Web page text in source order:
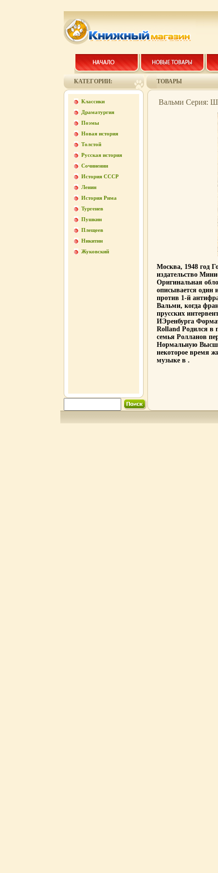
КАТЕГОРИИ:
Классики
Драматургия
Поэмы
Новая история
Толстой
Русская история
Сочинении
История СССР
Ленин
История Рима
Тургенев
Пушкин
Плещеев
Никитин
Жуковский
ТОВАРЫ
Вальми Серия:
Москва, 1948 год
издательство
Оригинальная
описывается один
против 1-й
Вальми, когда
прусских
ИЭренбурга
Rolland Родился в
семья Ролланов
Нормальную
некоторое время
музыке в .